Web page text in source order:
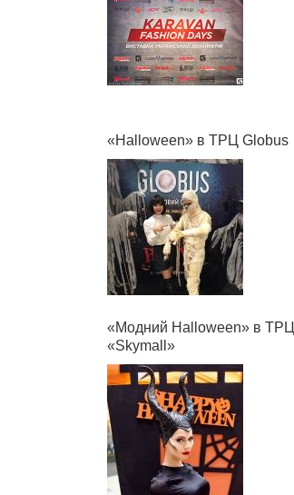
«Halloween» в ТРЦ Globus
«Модний Halloween» в ТРЦ
«Skymall»